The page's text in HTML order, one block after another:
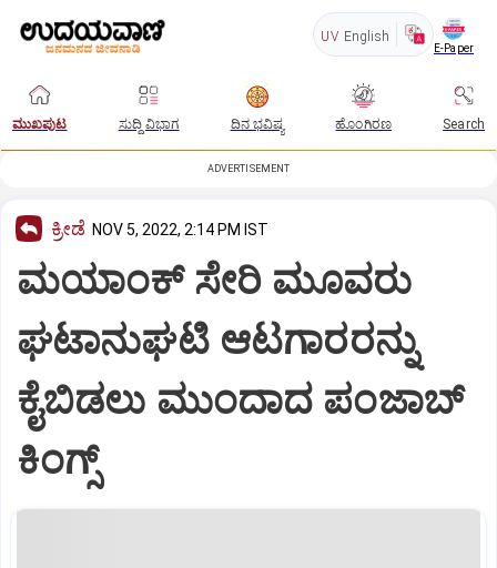
UV English
E-Paper
ಮುಖಪುಟ ಸುದ್ದಿ ವಿಭಾಗ ದಿನ ಭವಿಷ್ಯ ಹೊಂಗಿರಣ Search
ADVERTISEMENT
ಕ್ರೀಡೆ NOV 5, 2022, 2:14 PM IST
ಮಯಾಂಕ್ ಸೇರಿ ಮೂವರು
ಘಟಾನುಘಟಿ ಆಟಗಾರರನ್ನು
ಕೈಬಿಡಲು ಮುಂದಾದ ಪಂಜಾಬ್
ಕಿಂಗ್ಸ್